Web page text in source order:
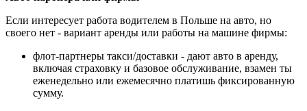
Если интересует работа водителем в Польше на авто, но
своего нет - вариант аренды или работы на машине фирмы:
флот-партнеры такси/доставки - дают авто в аренду,
включая страховку и базовое обслуживание, взамен ты
еженедельно или ежемесячно платишь фиксированную
сумму.